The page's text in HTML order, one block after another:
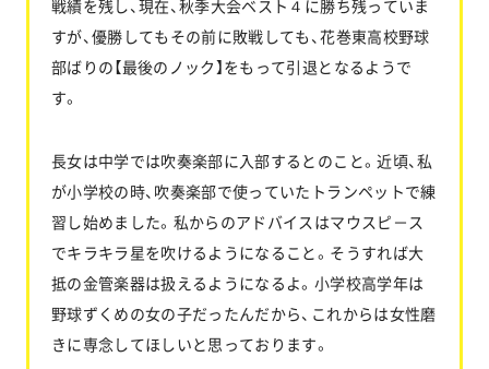
戦績を残し、現在、秋季大会ベスト４に勝ち残っていま
すが、優勝してもその前に敗戦しても、花巻東高校野球
部ばりの【最後のノック】をもって引退となるようで
す。
長女は中学では吹奏楽部に入部するとのこと。近頃、私
が小学校の時、吹奏楽部で使っていたトランペットで練
習し始めました。私からのアドバイスはマウスピ－ス
でキラキラ星を吹けるようになること。そうすれば大
抵の金管楽器は扱えるようになるよ。小学校高学年は
野球ずくめの女の子だったんだから、これからは女性磨
きに専念してほしいと思っております。